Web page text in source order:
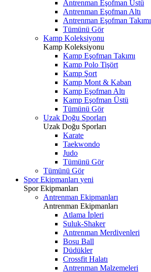
Antrenman Eşofman Üstü
Antrenman Eşofman Altı
Antrenman Eşofman Takımı
Tümünü Gör
Kamp Koleksiyonu
Kamp Koleksiyonu
Kamp Eşofman Takımı
Kamp Polo Tişört
Kamp Şort
Kamp Mont & Kaban
Kamp Eşofman Altı
Kamp Eşofman Üstü
Tümünü Gör
Uzak Doğu Sporları
Uzak Doğu Sporları
Karate
Taekwondo
Judo
Tümünü Gör
Tümünü Gör
Spor Ekipmanları yeni
Spor Ekipmanları
Antrenman Ekipmanları
Antrenman Ekipmanları
Atlama İpleri
Suluk-Shaker
Antrenman Merdivenleri
Bosu Ball
Düdükler
Crossfit Halatı
Antrenman Malzemeleri